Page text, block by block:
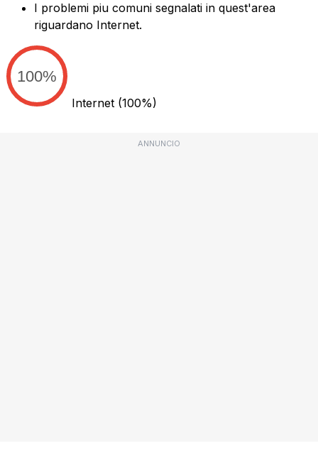
I problemi piu comuni segnalati in quest'area
riguardano Internet.
100%
Internet (100%)
ANNUNCIO